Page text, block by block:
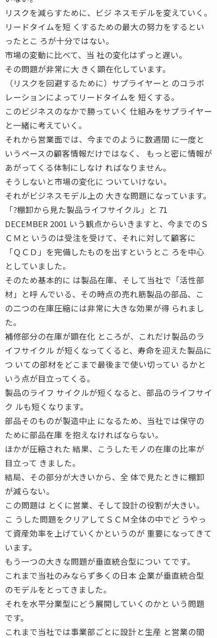
リスクを減らすために、ビジ ネスモデルを変えていく。
リードタイムを短 くするための最大の努力をするとい
ったとこ ろが十分ではない。
市場の変動に比べて、当 社の変化はずっと遅い。
その問題が非常に大 きく顕在化しています。
（リスクを回避するために）サプライヤーと のコラボ
レーションによってリードタイムを 短くする。
このビジネスのなかで勝っていく 仕組みをサプライヤー
と一緒に考えていく。
それから営業面では、今までのように数週間 に一度と
いうペースの顧客情報だけではなく、 もっと密に情報が
あがってくる体制にしなけ ればなりません。
そうしないと市場の変化に ついていけない。
それがビジネスモデル上の 大きな問題になっています。
「?棚卸から見た製品ライフサイクル」と 71
DECEMBER 2001 いう観点からいきますと、今までのＳ
ＣＭと いうのは受注を受けて、それに対して顧客に
「ＱＣＤ」を完備したものを出すというとこ ろを中心
としていました。
そのため基本的に は製品在庫、そして当社で「活性部
材」と呼 んでいる、その時点の売れ筋製品の部品、こ
の二つの在庫圧縮には非常に大きな効果が得 られまし
た。
補修部分の在庫が顕在化 ところが、これだけ製品のラ
イフサイクル が短くなってくると、寿命を迎えた製品に
つ いての部材をどこまで最後まで使い切ってい るかと
いう点が目立ってくる。
製品のライフ サイクルが短くなると、部品のライフサイ
ク ルも短くなります。
部品そのものが製造中止 になるため、当社では保守の
ために部品在庫 を抱えなければならない。
ほかが圧縮された 結果、こうしたモノの在庫の比率が
目立って きました。
結局、その部分が大きいから、全 体で見たときに棚卸
が減らない。
この問題は とくに営業、そして設計の役割が大きい。
こ うした問題をクリアしてＳＣＭ全体の中でど うやっ
て資産効率を上げていくかというのが 重要になってきて
います。
もう一つの大きな問題が垂直統合型につい てです。
これまで当社のみならず多くの日本 企業が垂直統合型
のモデルをとってきました。
それを水平分業型にどう展開していくのかと いう問題
です。
これまで当社では事業部ごとに設計と生産 と営業の間